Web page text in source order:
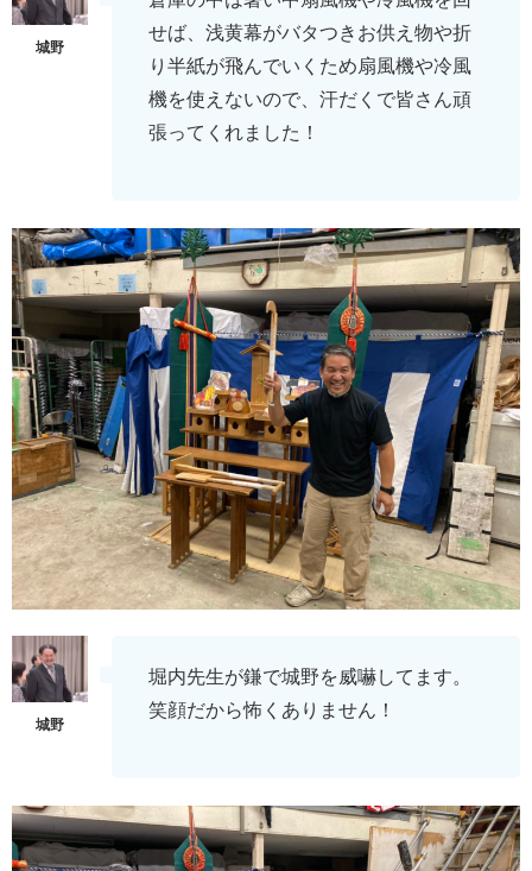
せば、浅黄幕がバタつきお供え物や折
り半紙が飛んでいくため扇風機や冷風
機を使えないので、汗だくで皆さん頑
張ってくれました！
堀内先生が鎌で城野を威嚇してます。
笑顔だから怖くありません！